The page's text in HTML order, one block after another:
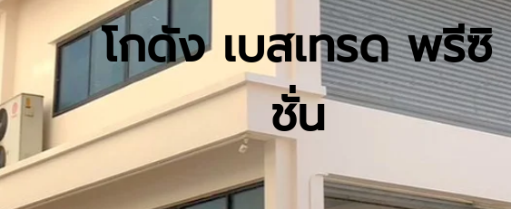
โกดัง เบสเทรด พรีซิ
ชั่น